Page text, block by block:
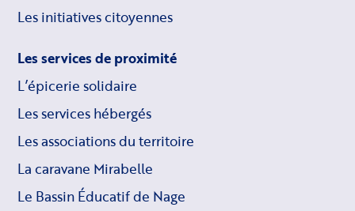
Les initiatives citoyennes
Les services de proximité
L’épicerie solidaire
Les services hébergés
Les associations du territoire
La caravane Mirabelle
Le Bassin Éducatif de Nage